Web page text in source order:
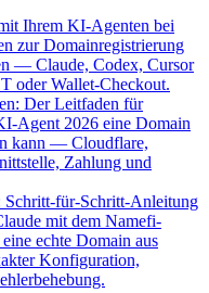
Ihrem KI-Agenten bei
zur Domainregistrierung
— Claude, Codex, Cursor
oder Wallet-Checkout.
Der Leitfaden für
Agent 2026 eine Domain
kann — Cloudflare,
Zahlung und
Schritt-für-Schritt-Anleitung
mit dem Namefi-
echte Domain aus
Konfiguration,